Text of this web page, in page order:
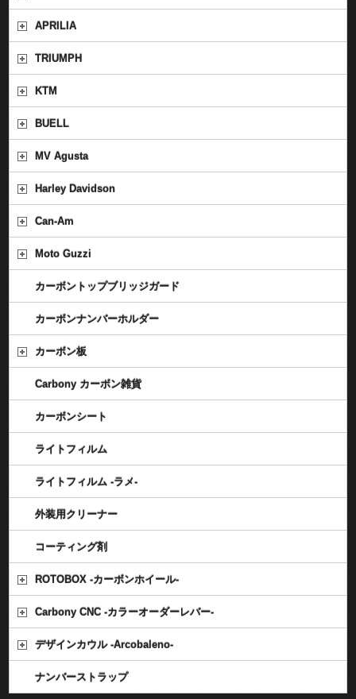
APRILIA
TRIUMPH
KTM
BUELL
MV Agusta
Harley Davidson
Can-Am
Moto Guzzi
カーボントップブリッジガード
カーボンナンバーホルダー
カーボン板
Carbony カーボン雑貨
カーボンシート
ライトフィルム
ライトフィルム -ラメ-
外装用クリーナー
コーティング剤
ROTOBOX -カーボンホイール-
Carbony CNC -カラーオーダーレバー-
デザインカウル -Arcobaleno-
ナンバーストラップ